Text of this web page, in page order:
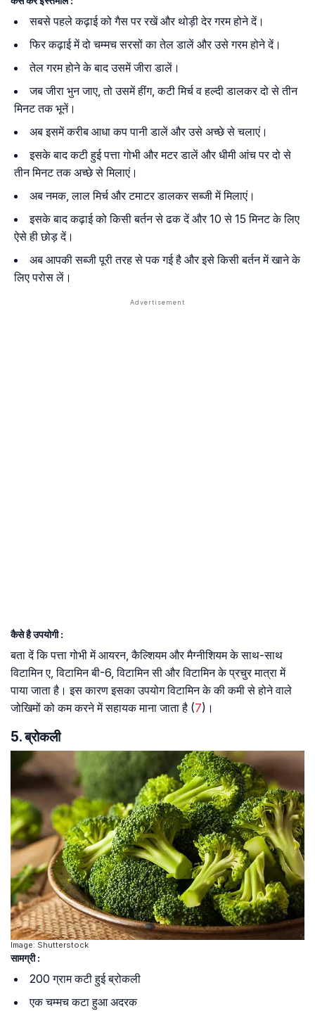
सबसे पहले कढ़ाई को गैस पर रखें और थोड़ी देर गरम होने दें।
फिर कढ़ाई में दो चम्मच सरसों का तेल डालें और उसे गरम होने दें।
तेल गरम होने के बाद उसमें जीरा डालें।
जब जीरा भुन जाए, तो उसमें हींग, कटी मिर्च व हल्दी डालकर दो से तीन
मिनट तक भूनें।
अब इसमें करीब आधा कप पानी डालें और उसे अच्छे से चलाएं।
इसके बाद कटी हुई पत्ता गोभी और मटर डालें और धीमी आंच पर दो से
तीन मिनट तक अच्छे से मिलाएं।
अब नमक, लाल मिर्च और टमाटर डालकर सब्जी में मिलाएं।
इसके बाद कढ़ाई को किसी बर्तन से ढक दें और 10 से 15 मिनट के लिए
ऐसे ही छोड़ दें।
अब आपकी सब्जी पूरी तरह से पक गई है और इसे किसी बर्तन में खाने के
लिए परोस लें।
कैसे है उपयोगी :
बता दें कि पत्ता गोभी में आयरन, कैल्शियम और मैग्नीशियम के साथ-साथ
विटामिन ए, विटामिन बी-6, विटामिन सी और विटामिन के प्रचुर मात्रा में
पाया जाता है। इस कारण इसका उपयोग विटामिन के की कमी से होने वाले
जोखिमों को कम करने में सहायक माना जाता है (7)।
5. ब्रोकली
Image: Shutterstock
सामग्री :
200 ग्राम कटी हुई ब्रोकली
एक चम्मच कटा हुआ अदरक